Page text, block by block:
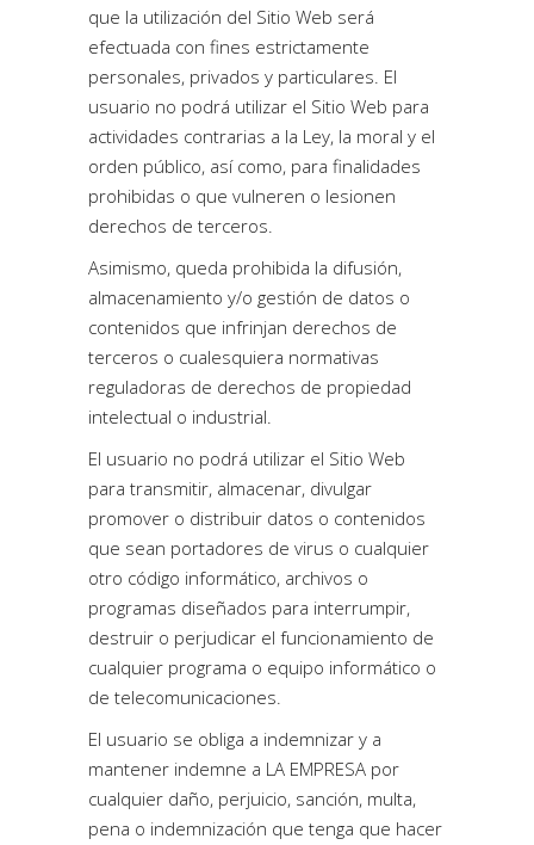
que la utilización del Sitio Web será
efectuada con fines estrictamente
personales, privados y particulares. El
usuario no podrá utilizar el Sitio Web para
actividades contrarias a la Ley, la moral y el
orden público, así como, para finalidades
prohibidas o que vulneren o lesionen
derechos de terceros.
Asimismo, queda prohibida la difusión,
almacenamiento y/o gestión de datos o
contenidos que infrinjan derechos de
terceros o cualesquiera normativas
reguladoras de derechos de propiedad
intelectual o industrial.
El usuario no podrá utilizar el Sitio Web
para transmitir, almacenar, divulgar
promover o distribuir datos o contenidos
que sean portadores de virus o cualquier
otro código informático, archivos o
programas diseñados para interrumpir,
destruir o perjudicar el funcionamiento de
cualquier programa o equipo informático o
de telecomunicaciones.
El usuario se obliga a indemnizar y a
mantener indemne a LA EMPRESA por
cualquier daño, perjuicio, sanción, multa,
pena o indemnización que tenga que hacer